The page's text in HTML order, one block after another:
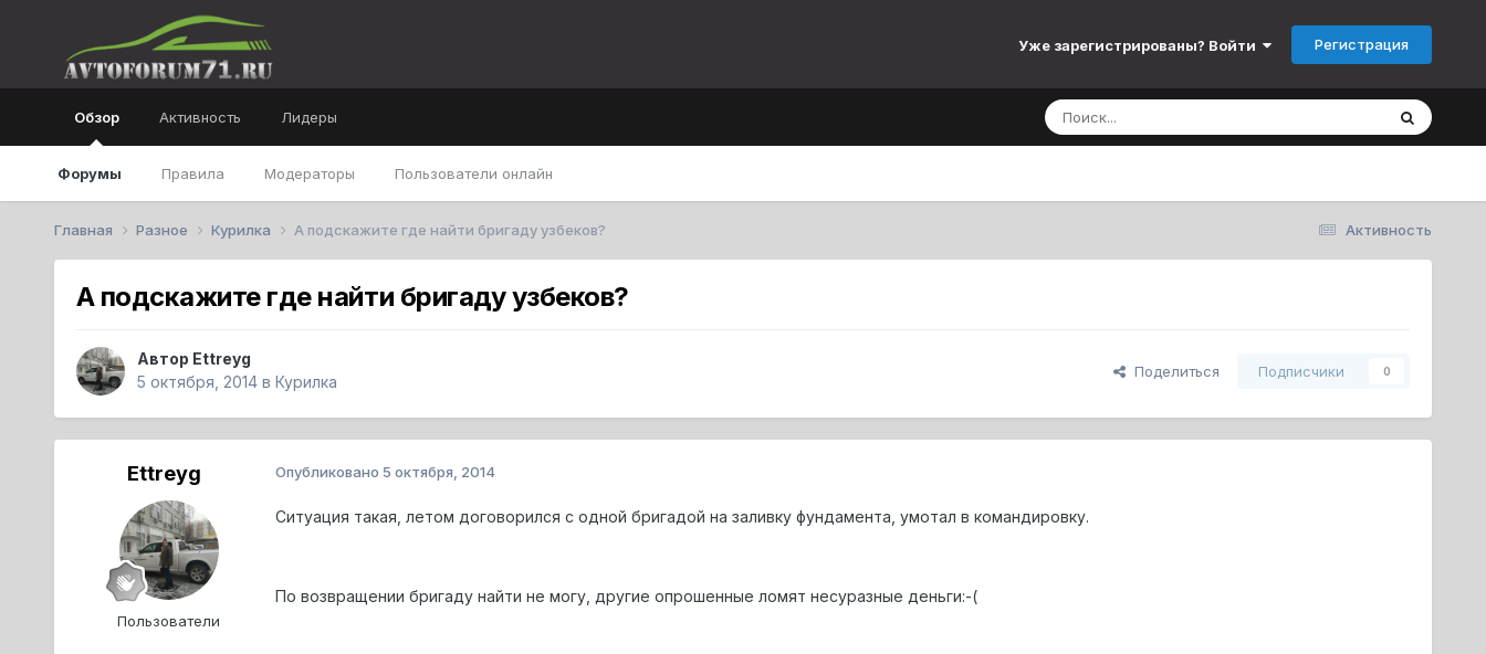
Уже зарегистрированы? Войти Регистрация
Обзор
Форумы Правила Модераторы Пользователи онлайн
Активность Лидеры
Активность
Главная Разное Курилка А подскажите где найти бригаду узбеков?
А подскажите где найти бригаду узбеков?
Автор Ettreyg
5 октября, 2014в Курилка
Поделиться Подписчики 0
Ettreyg
Пользователи
Опубликовано 5 октября, 2014
Ситуация такая, летом договорился с одной бригадой на заливку фундамента, умотал в командировку.
По возвращении бригаду найти не могу, другие опрошенные ломят несуразные деньги:-(